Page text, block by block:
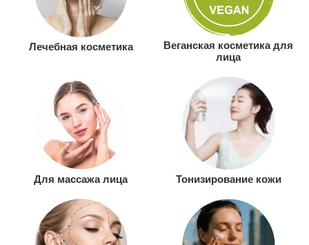
Лечебная косметика
Веганская косметика для
лица
Для массажа лица Тонизирование кожи